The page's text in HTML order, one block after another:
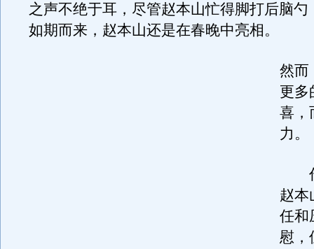
之声不绝于耳，尽管赵本山忙得脚打后脑勺
如期而来，赵本山还是在春晚中亮相。
然而
更多
喜，
力。
作
赵本
任和
慰，